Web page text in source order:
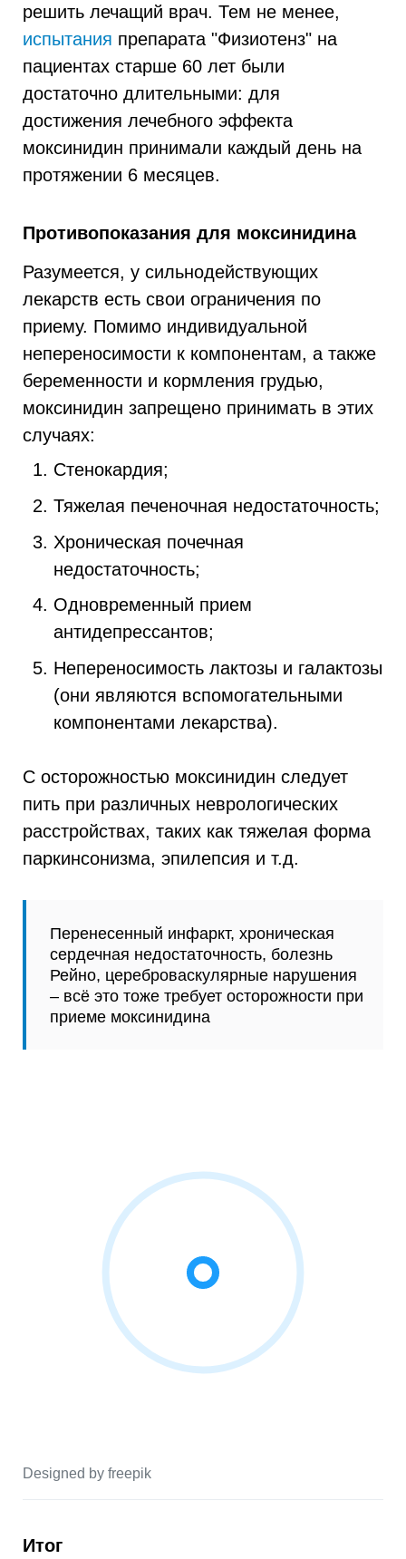
решить лечащий врач. Тем не менее,
испытания препарата "Физиотенз" на
пациентах старше 60 лет были
достаточно длительными: для
достижения лечебного эффекта
моксинидин принимали каждый день на
протяжении 6 месяцев.
Противопоказания для моксинидина
Разумеется, у сильнодействующих
лекарств есть свои ограничения по
приему. Помимо индивидуальной
непереносимости к компонентам, а также
беременности и кормления грудью,
моксинидин запрещено принимать в этих
случаях:
Стенокардия;
Тяжелая печеночная недостаточность;
Хроническая почечная
недостаточность;
Одновременный прием
антидепрессантов;
Непереносимость лактозы и галактозы
(они являются вспомогательными
компонентами лекарства).
С осторожностью моксинидин следует
пить при различных неврологических
расстройствах, таких как тяжелая форма
паркинсонизма, эпилепсия и т.д.
Перенесенный инфаркт, хроническая
сердечная недостаточность, болезнь
Рейно, цереброваскулярные нарушения
– всё это тоже требует осторожности при
приеме моксинидина
Designed by freepik
Итог